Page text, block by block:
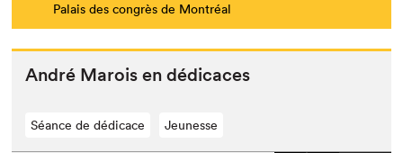
Palais des congrès de Montréal
André Marois en dédicaces
Séance de dédicace Jeunesse